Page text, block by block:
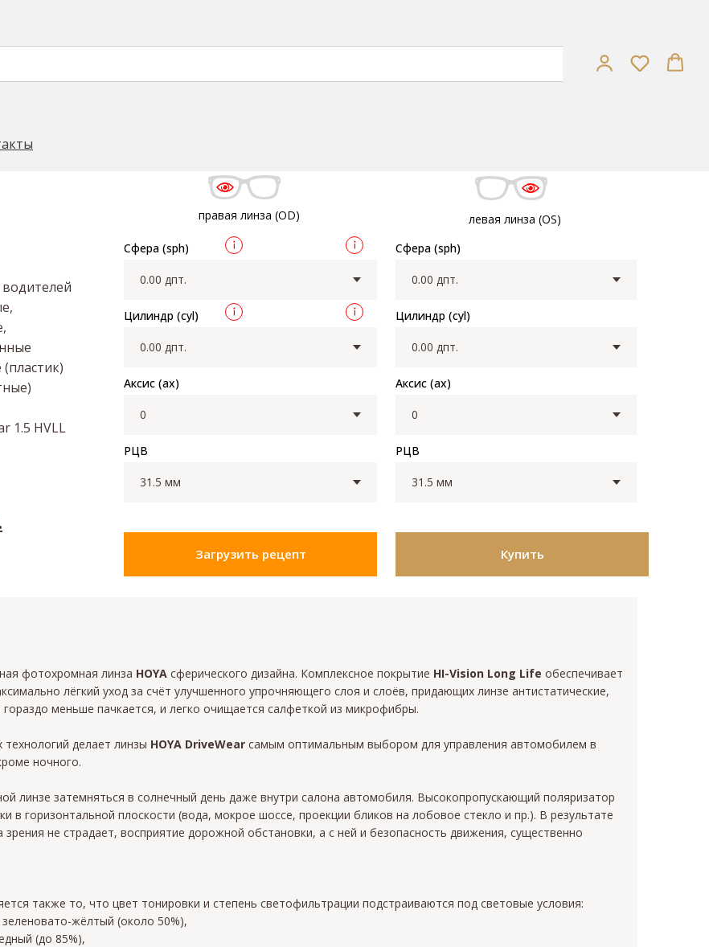
1.5 HVLL
Сфера (sph)
Цилиндр (cyl)
Аксис (ax)
РЦВ
1.5 HVLL
фотохромная линза HOYA сферического дизайна. Комплексное покрытие HI-Vision Long Life обеспечивает
лёгкий уход за счёт улучшенного упрочняющего слоя и слоёв, придающих линзе антистатические,
меньше пачкается, и легко очищается салфеткой из микрофибры.
делает линзы HOYA DriveWear самым оптимальным выбором для управления автомобилем в
ночного.
линзе затемняться в солнечный день даже внутри салона автомобиля. Высокопропускающий поляризатор
в горизонтальной плоскости (вода, мокрое шоссе, проекции бликов на лобовое стекло и пр.). В результате
не страдает, восприятие дорожной обстановки, а с ней и безопасность движения, существенно
также то, что цвет тонировки и степень светофильтрации подстраиваются под световые условия:
жёлтый (около 50%),
(до 85%),
правая линза (OD)
левая линза (OS)
Сфера (sph)
Цилиндр (cyl)
Аксис (ax)
РЦВ
Купить
Загрузить рецепт